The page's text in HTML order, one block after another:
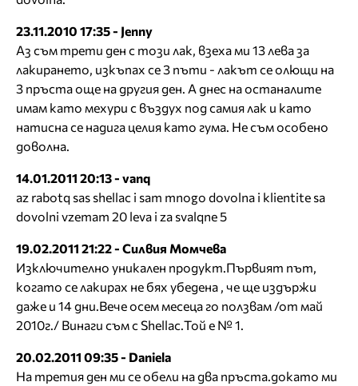
23.11.2010 17:35 - Jenny
Аз съм трети ден с този лак, взеха ми 13 лева за
лакирането, изкъпах се 3 пъти - лакът се олющи на
3 пръста още на другия ден. А днес на останалите
имам като мехури с въздух под самия лак и като
натисна се надига целия като гума. Не съм особено
доволна.
14.01.2011 20:13 - vanq
az rabotq sas shellac i sam mnogo dovolna i klientite sa
dovolni vzemam 20 leva i za svalqne 5
19.02.2011 21:22 - Силвия Момчева
Изключително уникален продукт.Първият път,
когато се лакирах не бях убедена , че ще издържи
даже и 14 дни.Вече осем месеца го ползвам /от май
2010г./ Винаги съм с Shellac.Той е № 1.
20.02.2011 09:35 - Daniela
На третия ден ми се обели на два пръста.докато ми